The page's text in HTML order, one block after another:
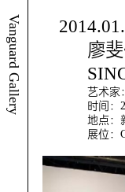
Vanguard Gallery
廖
艺术家
时间：
地点：
展位：